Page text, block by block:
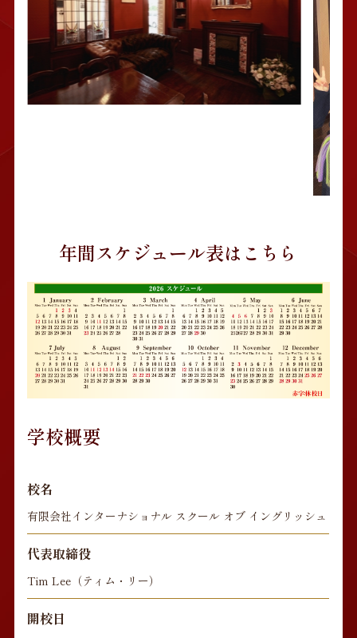
年間スケジュール表はこちら
学校概要
校名
有限会社インターナショナル スクール オブ イングリッシュ
代表取締役
Tim Lee（ティム・リー）
開校日